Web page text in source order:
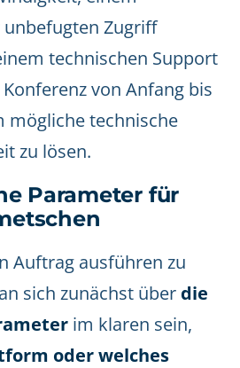
Zugriff
technischen Support
von Anfang bis
mögliche technische
zu lösen.
Parameter für
Auftrag ausführen zu
sich zunächst über die
im klaren sein,
oder welches